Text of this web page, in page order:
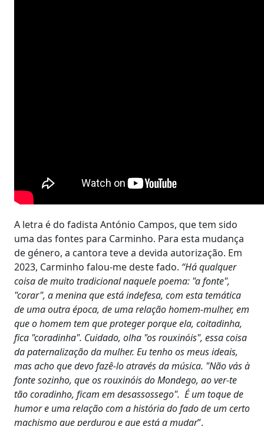
A letra é do fadista António Campos, que tem sido
uma das fontes para Carminho. Para esta mudança
de género, a cantora teve a devida autorização. Em
2023, Carminho falou-me deste fado. “Há qualquer
coisa de muito tradicional naquele poema: "a fonte",
"corar", a menina que está indefesa, com esta temática
de uma outra época, de uma relação homem-mulher, em
que o homem tem que proteger porque ela, coitadinha,
fica "coradinha". Cuidado, olha "os rouxinóis", essa coisa
da paternalização da mulher. Eu tenho os meus ideais,
mas acho que devo fazê-lo através da música. "Não vás à
fonte sozinho, que os rouxinóis do Mondego, ao ver-te
tão coradinho, ficam em desassossego". É um toque de
humor e uma relação com a história do fado de um certo
machismo que perdurou e que está a mudar”.